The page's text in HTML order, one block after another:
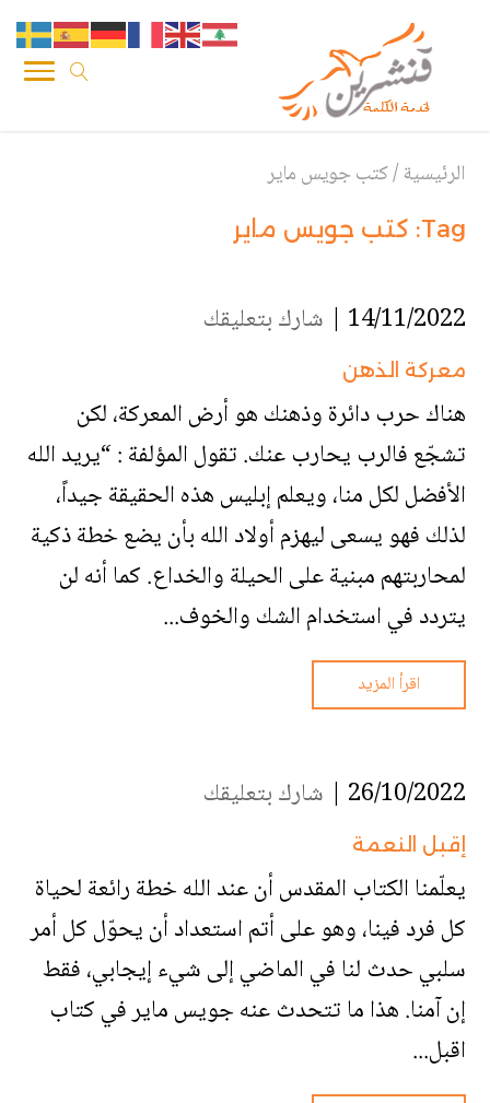
الرئيسية/كتب جويس ماير
Tag: كتب جويس ماير
14/11/2022 | شارك بتعليقك
معركة الذهن
هناك حرب دائرة وذهنك هو أرض المعركة، لكن
تشجّع فالرب يحارب عنك. تقول المؤلفة : “يريد الله
الأفضل لكل منا، ويعلم إبليس هذه الحقيقة جيداً،
لذلك فهو يسعى ليهزم أولاد الله بأن يضع خطة ذكية
لمحاربتهم مبنية على الحيلة والخداع. كما أنه لن
يتردد في استخدام الشك والخوف...
اقرأ المزيد
26/10/2022 | شارك بتعليقك
إقبل النعمة
يعلّمنا الكتاب المقدس أن عند الله خطة رائعة لحياة
كل فرد فينا، وهو على أتم استعداد أن يحوّل كل أمر
سلبي حدث لنا في الماضي إلى شيء إيجابي، فقط
إن آمنا. هذا ما تتحدث عنه جويس ماير في كتاب
اقبل...